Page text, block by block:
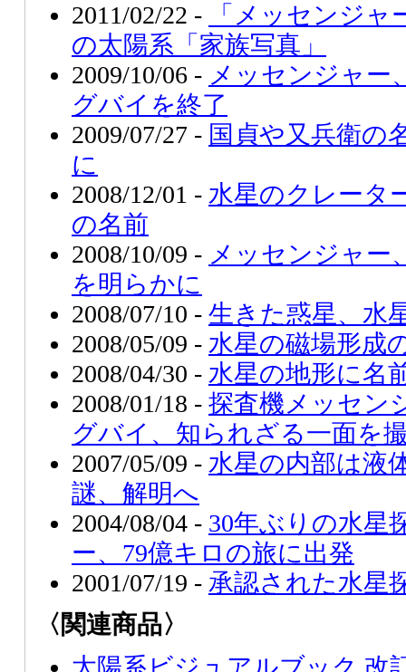
2011/02/22 -
「メッセンジャ
の太陽系「家族写真」
2009/10/06 - メッセンジャー
グバイを終了
2009/07/27 - 国貞や又兵衛の
に
2008/12/01 - 水星のクレータ
の名前
2008/10/09 - メッセンジャー
を明らかに
2008/07/10 - 生きた惑星、水
2008/05/09 - 水星の磁場形成
2008/04/30 - 水星の地形に名
2008/01/18 - 探査機メッセン
グバイ、知られざる一面を
2007/05/09 - 水星の内部は液
謎、解明へ
2004/08/04 - 30年ぶりの水星
ー、79億キロの旅に出発
2001/07/19 - 承認された水星
〈関連商品〉